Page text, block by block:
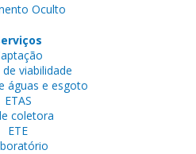
Oculto
viabilidade
águas e esgoto
ETAS
coletora
ETE